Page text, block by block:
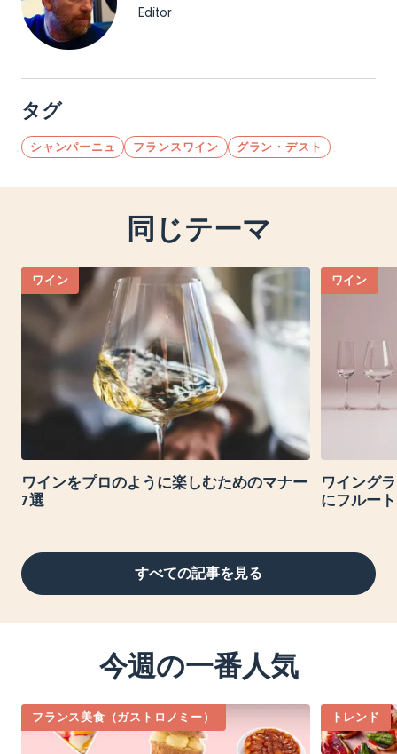
Editor
タグ
シャンパーニュ フランスワイン グラン・デスト
同じテーマ
ワイン
ワインをプロのように楽しむためのマナー
7選
ワイン
ワイング
にフルー
すべての記事を見る
今週の一番人気
フランス美食（ガストロノミー） トレンド